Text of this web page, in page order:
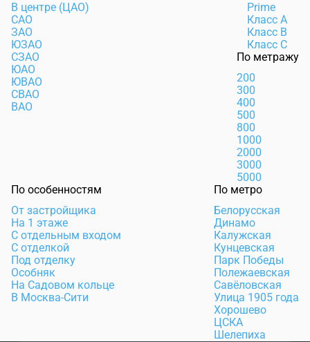
В центре (ЦАО)
САО
ЗАО
ЮЗАО
СЗАО
ЮАО
ЮВАО
СВАО
ВАО
Prime
Класс А
Класс В
Класс С
По метражу
200
300
400
500
800
1000
2000
3000
5000
По особенностям
От застройщика
На 1 этаже
С отдельным входом
С отделкой
Под отделку
Особняк
На Садовом кольце
В Москва-Сити
По метро
Белорусская
Динамо
Калужская
Кунцевская
Парк Победы
Полежаевская
Савёловская
Улица 1905 года
Хорошево
ЦСКА
Шелепиха